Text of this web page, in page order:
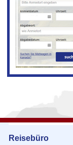
Reisebüro